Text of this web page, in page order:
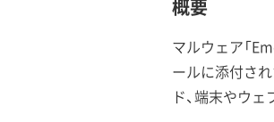
概要
マルウェア「
ールに添付さ
ド、端末やウ